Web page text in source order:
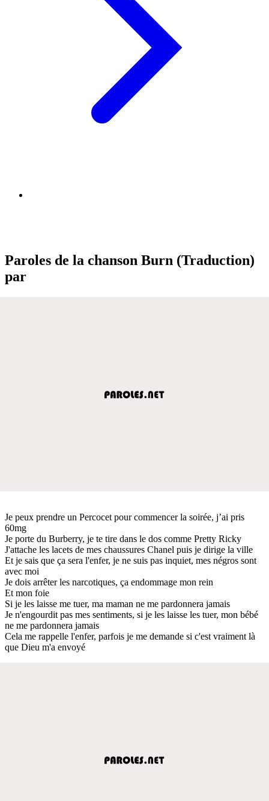
Paroles de la chanson Burn (Traduction)
par
Je peux prendre un Percocet pour commencer la soirée, j’ai pris
60mg
Je porte du Burberry, je te tire dans le dos comme Pretty Ricky
J'attache les lacets de mes chaussures Chanel puis je dirige la ville
Et je sais que ça sera l'enfer, je ne suis pas inquiet, mes négros sont
avec moi
Je dois arrêter les narcotiques, ça endommage mon rein
Et mon foie
Si je les laisse me tuer, ma maman ne me pardonnera jamais
Je n'engourdit pas mes sentiments, si je les laisse les tuer, mon bébé
ne me pardonnera jamais
Cela me rappelle l'enfer, parfois je me demande si c'est vraiment là
que Dieu m'a envoyé